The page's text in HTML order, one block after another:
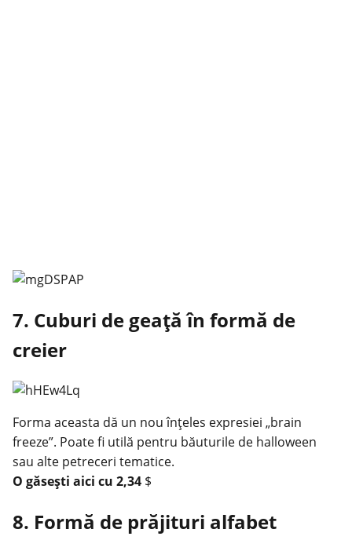
7. Cuburi de geață în formă de
creier
Forma aceasta dă un nou înțeles expresiei „brain
freeze”. Poate fi utilă pentru băuturile de halloween
sau alte petreceri tematice.
O găsești aici cu 2,34 $
8. Formă de prăjituri alfabet